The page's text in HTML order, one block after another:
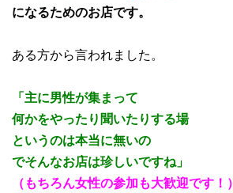
になるためのお店です。
ある方から言われました。
「主に男性が集まって
何かをやったり聞いたりする場
というのは本当に無いの
でそんなお店は珍しいですね」
（もちろん女性の参加も大歓迎です！）